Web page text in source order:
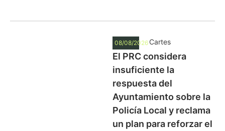
08/08/2026 Cartes
El PRC considera
insuficiente la
respuesta del
Ayuntamiento sobre la
Policía Local y reclama
un plan para reforzar el